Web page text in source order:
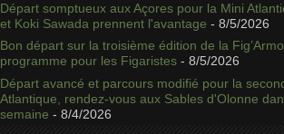
Départ somptueux aux Açores pour la Mini
et Koki Sawada prennent l'avantage - 8/5/2026
Bon départ sur la troisième édition de la
programme pour les Figaristes - 8/5/2026
Départ avancé et parcours modifié pour la
Atlantique, rendez-vous aux Sables d'Olonne
semaine - 8/4/2026